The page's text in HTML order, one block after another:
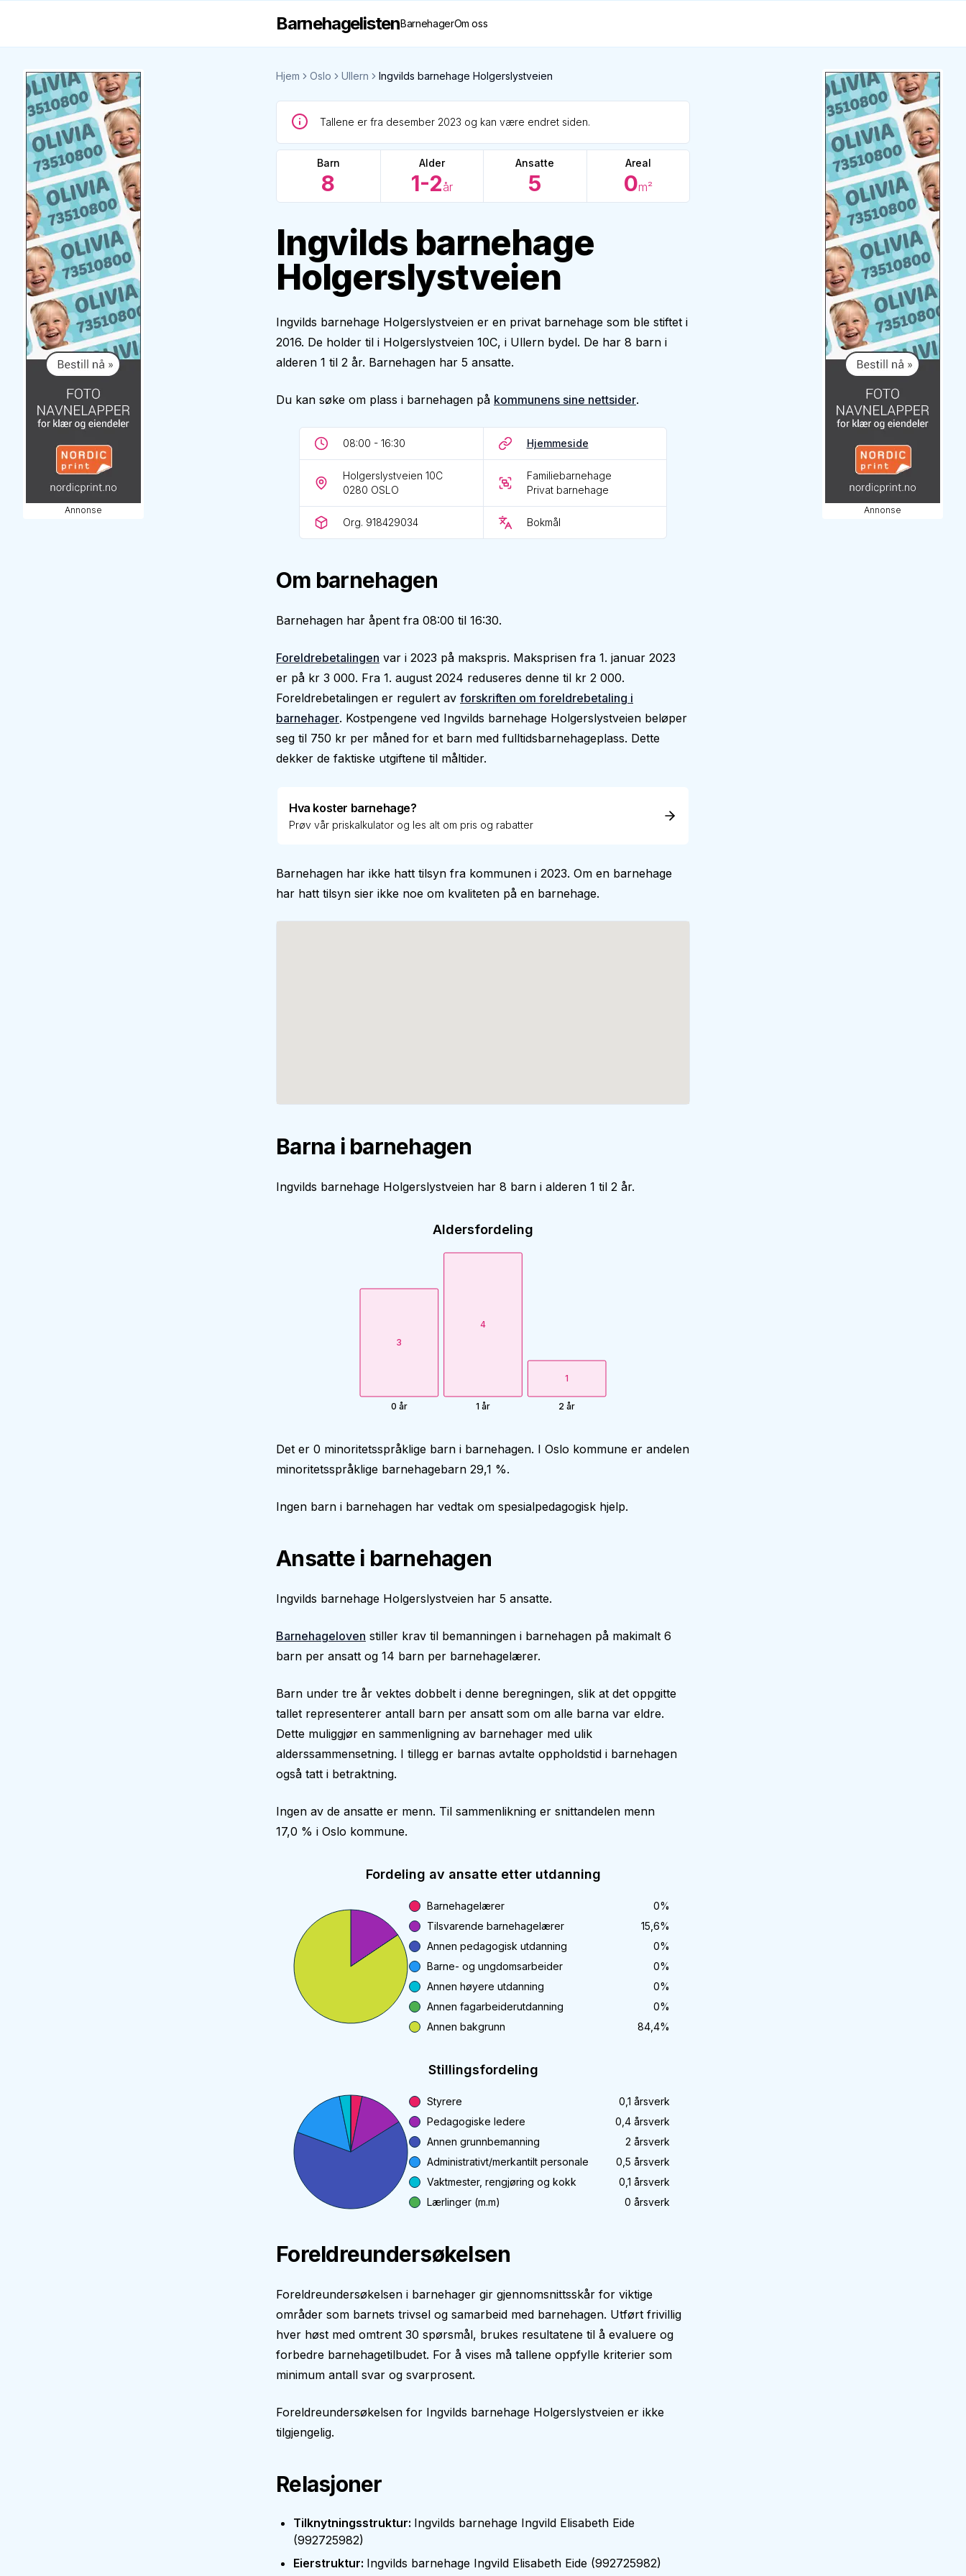
BarnehagelistenBarnehagerOm oss
Annonse
Hjem Oslo Ullern Ingvilds barnehage Holgerslystveien
Tallene er fra desember 2023 og kan være endret siden.
Barn
8
Alder
1-2år
Ansatte
5
Areal
0m²
Ingvilds barnehage
Holgerslystveien
Ingvilds barnehage Holgerslystveien er en privat barnehage som ble stiftet i
2016. De holder til i Holgerslystveien 10C, i Ullern bydel. De har 8 barn i
alderen 1 til 2 år. Barnehagen har 5 ansatte.
Du kan søke om plass i barnehagen på kommunens sine nettsider.
08:00 - 16:30 Hjemmeside
Holgerslystveien 10C
0280 OSLO
Familiebarnehage
Privat barnehage
Org. 918429034 Bokmål
Om barnehagen
Barnehagen har åpent fra 08:00 til 16:30.
Foreldrebetalingen var i 2023 på makspris. Maksprisen fra 1. januar 2023
er på kr 3 000. Fra 1. august 2024 reduseres denne til kr 2 000.
Foreldrebetalingen er regulert av forskriften om foreldrebetaling i
barnehager. Kostpengene ved Ingvilds barnehage Holgerslystveien beløper
seg til 750 kr per måned for et barn med fulltidsbarnehageplass. Dette
dekker de faktiske utgiftene til måltider.
Hva koster barnehage?
Prøv vår priskalkulator og les alt om pris og rabatter
Barnehagen har ikke hatt tilsyn fra kommunen i 2023. Om en barnehage
har hatt tilsyn sier ikke noe om kvaliteten på en barnehage.
Barna i barnehagen
Ingvilds barnehage Holgerslystveien har 8 barn i alderen 1 til 2 år.
Aldersfordeling
3
0 år
4
1 år
1
2 år
Det er 0 minoritetsspråklige barn i barnehagen. I Oslo kommune er andelen
minoritetsspråklige barnehagebarn 29,1 %.
Ingen barn i barnehagen har vedtak om spesialpedagogisk hjelp.
Ansatte i barnehagen
Ingvilds barnehage Holgerslystveien har 5 ansatte.
Barnehageloven stiller krav til bemanningen i barnehagen på makimalt 6
barn per ansatt og 14 barn per barnehagelærer.
Barn under tre år vektes dobbelt i denne beregningen, slik at det oppgitte
tallet representerer antall barn per ansatt som om alle barna var eldre.
Dette muliggjør en sammenligning av barnehager med ulik
alderssammensetning. I tillegg er barnas avtalte oppholdstid i barnehagen
også tatt i betraktning.
Ingen av de ansatte er menn. Til sammenlikning er snittandelen menn
17,0 % i Oslo kommune.
Fordeling av ansatte etter utdanning
Barnehagelærer 0%
Tilsvarende barnehagelærer
15,6%
Annen pedagogisk utdanning
0%
Barne- og ungdomsarbeider
0%
Annen høyere utdanning
0%
Annen fagarbeiderutdanning
0%
Annen bakgrunn
84,4%
Stillingsfordeling
Styrere 0,1 årsverk
Pedagogiske ledere
0,4 årsverk
Annen grunnbemanning
2 årsverk
Administrativt/merkantilt personale
0,5 årsverk
Vaktmester, rengjøring og kokk
0,1 årsverk
Lærlinger (m.m)
0 årsverk
Foreldreundersøkelsen
Foreldreundersøkelsen i barnehager gir gjennomsnittsskår for viktige
områder som barnets trivsel og samarbeid med barnehagen. Utført frivillig
hver høst med omtrent 30 spørsmål, brukes resultatene til å evaluere og
forbedre barnehagetilbudet. For å vises må tallene oppfylle kriterier som
minimum antall svar og svarprosent.
Foreldreundersøkelsen for Ingvilds barnehage Holgerslystveien er ikke
tilgjengelig.
Relasjoner
Tilknytningsstruktur: Ingvilds barnehage Ingvild Elisabeth Eide
(992725982)
Eierstruktur: Ingvilds barnehage Ingvild Elisabeth Eide (992725982)
Annonse